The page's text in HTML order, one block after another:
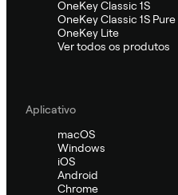
OneKey Classic 1S
OneKey Classic 1S Pure
OneKey Lite
Ver todos os produtos
Aplicativo
macOS
Windows
iOS
Android
Chrome